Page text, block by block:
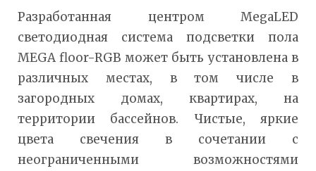
Разработанная центром MegaLED
светодиодная система подсветки пола
MEGA floor-RGB может быть установлена в
различных местах, в том числе в
загородных домах, квартирах, на
территории бассейнов. Чистые, яркие
цвета свечения в сочетании с
неограниченными возможностями